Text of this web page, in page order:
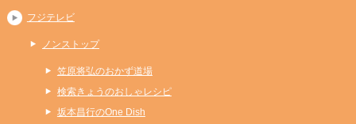
フジテレビ
ノンストップ
笠原将弘のおかず道場
検索きょうのおしゃレシピ
坂本昌行のOne Dish